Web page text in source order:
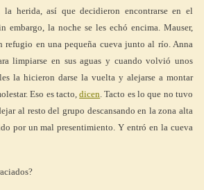
herida, así que decidieron encontrarse en el
embargo, la noche se les echó encima. Mauser,
refugio en una pequeña cueva junto al río. Anna
limpiarse en sus aguas y cuando volvió unos
la hicieron darse la vuelta y alejarse a montar
Eso es tacto,dicen. Tacto es lo que no tuvo
al resto del grupo descansando en la zona alta
por un mal presentimiento. Y entró en la cueva